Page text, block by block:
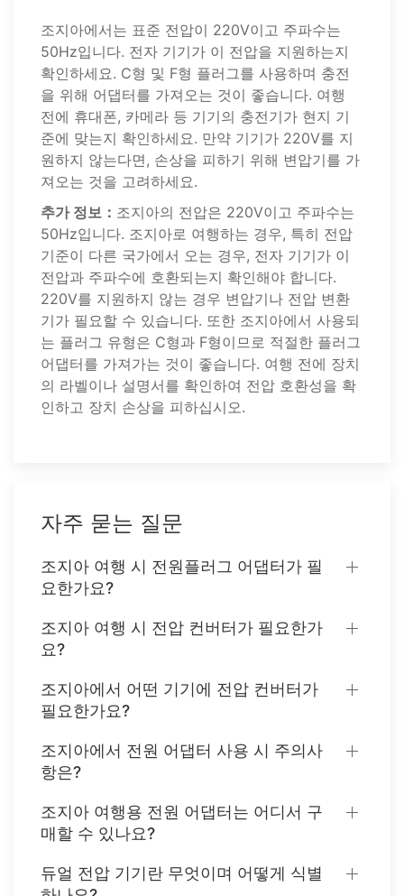
조지아에서는 표준 전압이 220V이고 주파수는
50Hz입니다. 전자 기기가 이 전압을 지원하는지
확인하세요. C형 및 F형 플러그를 사용하며 충전
을 위해 어댑터를 가져오는 것이 좋습니다. 여행
전에 휴대폰, 카메라 등 기기의 충전기가 현지 기
준에 맞는지 확인하세요. 만약 기기가 220V를 지
원하지 않는다면, 손상을 피하기 위해 변압기를 가
져오는 것을 고려하세요.
추가 정보： 조지아의 전압은 220V이고 주파수는
50Hz입니다. 조지아로 여행하는 경우, 특히 전압
기준이 다른 국가에서 오는 경우, 전자 기기가 이
전압과 주파수에 호환되는지 확인해야 합니다.
220V를 지원하지 않는 경우 변압기나 전압 변환
기가 필요할 수 있습니다. 또한 조지아에서 사용되
는 플러그 유형은 C형과 F형이므로 적절한 플러그
어댑터를 가져가는 것이 좋습니다. 여행 전에 장치
의 라벨이나 설명서를 확인하여 전압 호환성을 확
인하고 장치 손상을 피하십시오.
자주 묻는 질문
조지아 여행 시 전원플러그 어댑터가 필
요한가요?
조지아 여행 시 전압 컨버터가 필요한가
요?
조지아에서 어떤 기기에 전압 컨버터가
필요한가요?
조지아에서 전원 어댑터 사용 시 주의사
항은?
조지아 여행용 전원 어댑터는 어디서 구
매할 수 있나요?
듀얼 전압 기기란 무엇이며 어떻게 식별